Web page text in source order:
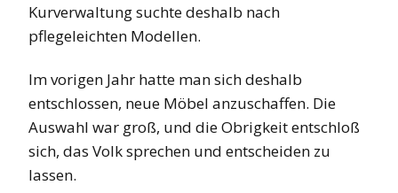
Kurverwaltung suchte deshalb nach
pflegeleichten Modellen.
Im vorigen Jahr hatte man sich deshalb
entschlossen, neue Möbel anzuschaffen. Die
Auswahl war groß, und die Obrigkeit entschloß
sich, das Volk sprechen und entscheiden zu
lassen.